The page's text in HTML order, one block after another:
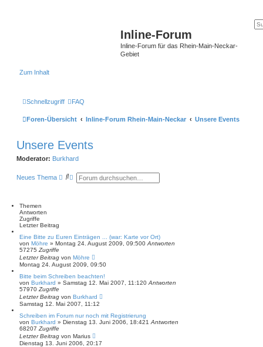
Inline-Forum
Inline-Forum für das Rhein-Main-Neckar-
Gebiet
Zum Inhalt
Schnellzugriff FAQ
Foren-Übersicht Inline-Forum Rhein-Main-Neckar Unsere Events
Unsere Events
Moderator: Burkhard
Neues Thema
S E
e
S
c
h
e
Themen
Antworten
Zugriffe
Letzter Beitrag
Eine Bitte zu Euren Einträgen ... (war: Karte vor Ort)
von Möhre » Montag 24. August 2009, 09:500 Antworten
57275 Zugriffe
Letzter Beitrag von Möhre
Montag 24. August 2009, 09:50
Bitte beim Schreiben beachten!
von Burkhard » Samstag 12. Mai 2007, 11:120 Antworten
57970 Zugriffe
Letzter Beitrag von Burkhard
Samstag 12. Mai 2007, 11:12
Schreiben im Forum nur noch mit Registrierung
von Burkhard » Dienstag 13. Juni 2006, 18:421 Antworten
68207 Zugriffe
Letzter Beitrag von Marius
Dienstag 13. Juni 2006, 20:17